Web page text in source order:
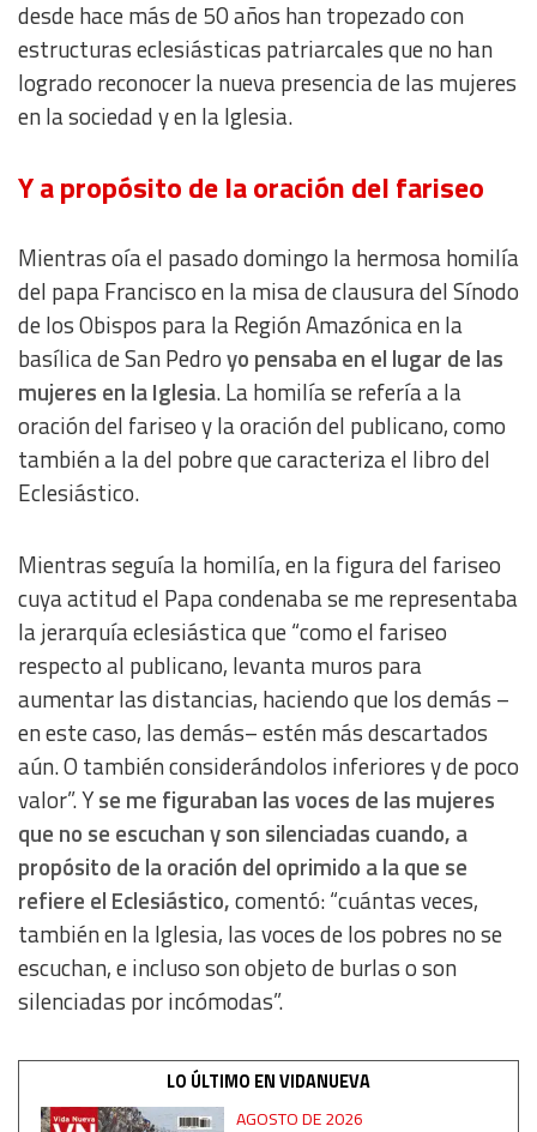
desde hace más de 50 años han tropezado con
estructuras eclesiásticas patriarcales que no han
logrado reconocer la nueva presencia de las mujeres
en la sociedad y en la Iglesia.
Y a propósito de la oración del fariseo
Mientras oía el pasado domingo la hermosa homilía
del papa Francisco en la misa de clausura del Sínodo
de los Obispos para la Región Amazónica en la
basílica de San Pedroyo pensaba en el lugar de las
mujeres en la Iglesia. La homilía se refería a la
oración del fariseo y la oración del publicano, como
también a la del pobre que caracteriza el libro del
Eclesiástico.
Mientras seguía la homilía, en la figura del fariseo
cuya actitud el Papa condenaba se me representaba
la jerarquía eclesiástica que “como el fariseo
respecto al publicano, levanta muros para
aumentar las distancias, haciendo que los demás –
en este caso, las demás– estén más descartados
aún. O también considerándolos inferiores y de poco
valor”. Yse me figuraban las voces de las mujeres
que no se escuchan y son silenciadas cuando, a
propósito de la oración del oprimido a la que se
refiere el Eclesiástico,comentó: “cuántas veces,
también en la Iglesia, las voces de los pobres no se
escuchan, e incluso son objeto de burlas o son
silenciadas por incómodas”.
LO ÚLTIMO EN VIDANUEVA
AGOSTO DE 2026